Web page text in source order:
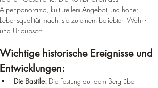
Alpenpanorama, kulturellem Angebot und hoher
Lebensqualität macht sie zu einem beliebten Wohn-
und Urlaubsort.
Wichtige historische Ereignisse und
Entwicklungen:
Die Bastille: Die Festung auf dem Berg über